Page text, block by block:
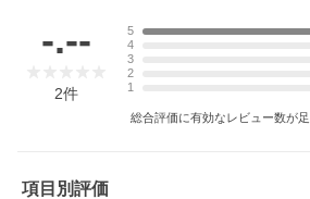
-.--
2件
5
4
3
2
1
総合評価に有効なレビュー数が
項目別評価